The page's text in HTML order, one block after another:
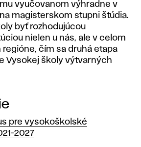
vyučovanom výhradne v
magisterskom stupni štúdia.
byť rozhodujúcou
nielen u nás, ale v celom
čím sa druhá etapa
Vysokej školy výtvarných
pre vysokoškolské
2027